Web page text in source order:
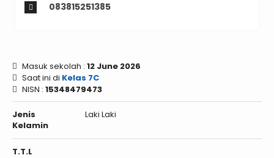
083815251385
Masuk sekolah : 12 June 2026
Saat ini di Kelas 7C
NISN : 15348479473
Jenis
Kelamin
Laki Laki
T.T.L